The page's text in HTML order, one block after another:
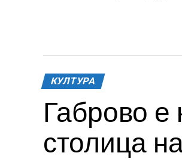
КУЛТУРА
Габрово е
столица